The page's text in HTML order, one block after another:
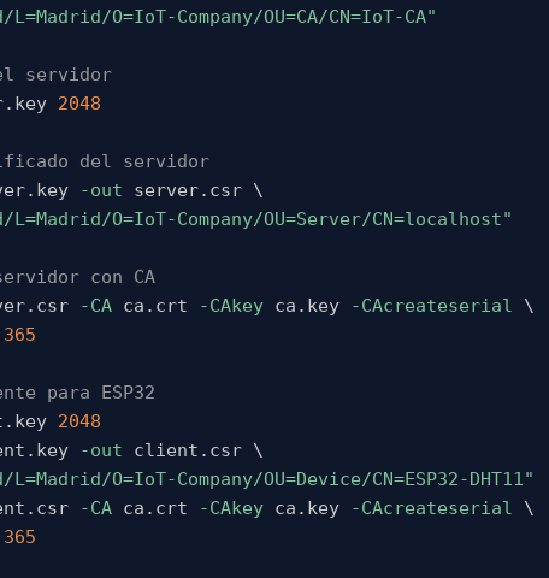
O=IoT-Company/OU=CA/CN=IoT-CA"
servidor
2048
del servidor
-out server.csr \
L=Madrid/O=IoT-Company/OU=Server/CN=localhost"
con CA
-CA ca.crt -CAkey ca.key -CAcreateserial
\
365
para ESP32
2048
-out client.csr \
O=IoT-Company/OU=Device/CN=ESP32-DHT11"
-CA ca.crt -CAkey ca.key -CAcreateserial
\
365